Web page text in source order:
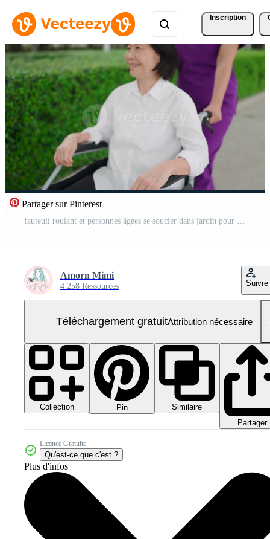
Inscription
Partager sur Pinterest
fauteuil roulant et personnes âgées se soucier dans jardin pour Extérieur marcher dans retraite. femelle soignant sourire et parlant à Sénior la personne avec une invalidité dans soins de santé, soutien ou aider. Vidéo Gratuite
Amorn Mimi
4 258 Ressources Suivre
Téléchargement gratuitAttribution nécessaire
Collection Pin
Similaire
Partager
Licence Gratuite
Qu'est-ce que c'est ?
Plus d'infos